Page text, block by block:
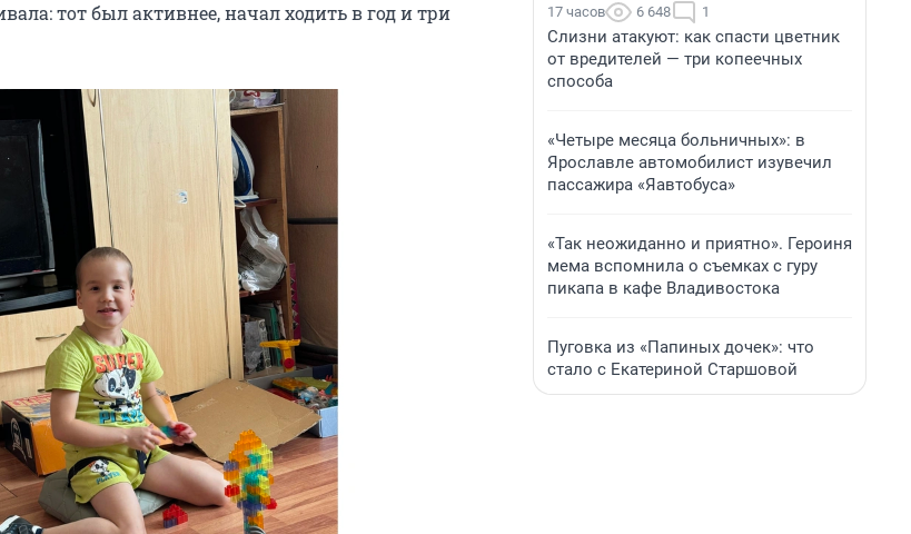
тот был активнее, начал ходить в год и три
17 часов 6 648 1
Слизни атакуют: как спасти цветник
от вредителей — три копеечных
способа
«Четыре месяца больничных»: в
Ярославле автомобилист изувечил
пассажира «Яавтобуса»
«Так неожиданно и приятно». Героиня
мема вспомнила о съемках с гуру
пикапа в кафе Владивостока
Пуговка из «Папиных дочек»: что
стало с Екатериной Старшовой